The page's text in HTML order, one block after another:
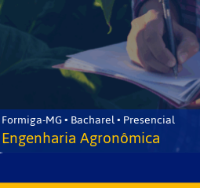
Formiga-MG • Bacharel • Presencial
Engenharia Agronômica